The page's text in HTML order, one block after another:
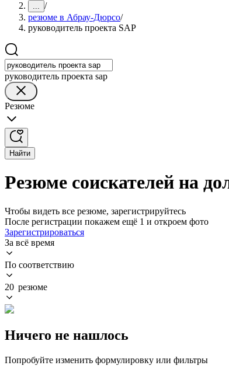
... /
резюме в Абрау-Дюрсо/
руководитель проекта SAP
руководитель проекта sap
Резюме
Найти
Резюме соискателей на
Чтобы видеть все резюме, зарегистрируйтесь
После регистрации покажем ещё 1 и откроем фото
Зарегистрироваться
За всё время
По соответствию
20 резюме
Ничего не нашлось
Попробуйте изменить формулировку или фильтры